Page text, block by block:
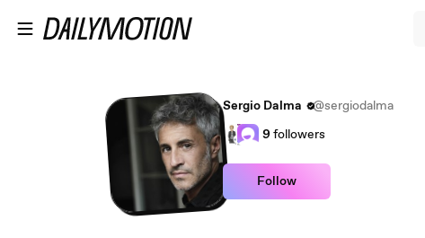
Sergio Dalma
@sergiodalma
9followers
Follow